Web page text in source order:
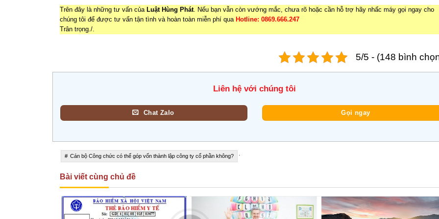
Trên đây là những tư vấn của Luật Hùng Phát. Nếu bạn vẫn còn vướng mắc, chưa rõ hoặc cần hỗ trợ hãy nhấc máy gọi ngay cho
chúng tôi để được tư vấn tận tình và hoàn toàn miễn phí qua Hotline: 0869.666.247
Trân trọng./.
5/5 - (148 bình
Liên hệ với chúng tôi
Chat Zalo Gọi ngay
Cán bộ Công chức có thể góp vốn thành lập công ty cổ phần không? .
Bài viết cùng chủ đề